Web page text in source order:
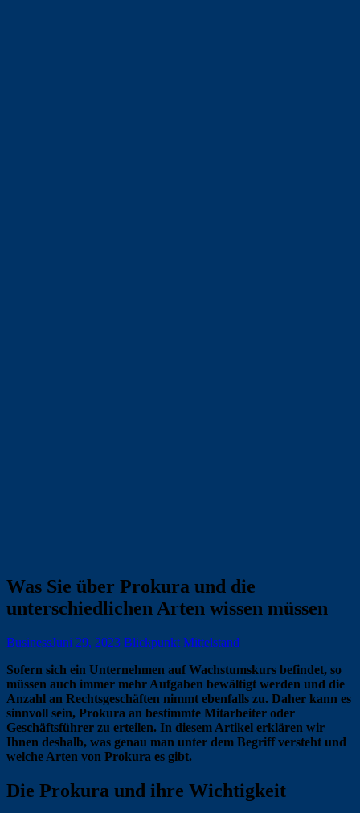
Was Sie über Prokura und die
unterschiedlichen Arten wissen müssen
BusinessJuni 29, 2023 Blickpunkt Mittelstand
Sofern sich ein Unternehmen auf Wachstumskurs befindet, so
müssen auch immer mehr Aufgaben bewältigt werden und die
Anzahl an Rechtsgeschäften nimmt ebenfalls zu. Daher kann es
sinnvoll sein, Prokura an bestimmte Mitarbeiter oder
Geschäftsführer zu erteilen. In diesem Artikel erklären wir
Ihnen deshalb, was genau man unter dem Begriff versteht und
welche Arten von Prokura es gibt.
Die Prokura und ihre Wichtigkeit